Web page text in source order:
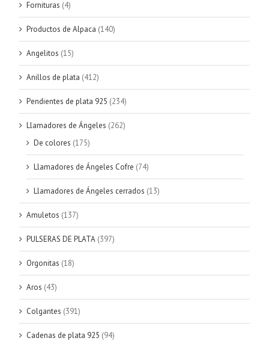
Fornituras (4)
Productos de Alpaca (140)
Angelitos (15)
Anillos de plata (412)
Pendientes de plata 925 (234)
Llamadores de Ángeles (262)
De colores (175)
Llamadores de Ángeles Cofre (74)
Llamadores de Ángeles cerrados (13)
Amuletos (137)
PULSERAS DE PLATA (397)
Orgonitas (18)
Aros (43)
Colgantes (391)
Cadenas de plata 925 (94)